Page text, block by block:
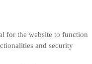
for the website to function
and security